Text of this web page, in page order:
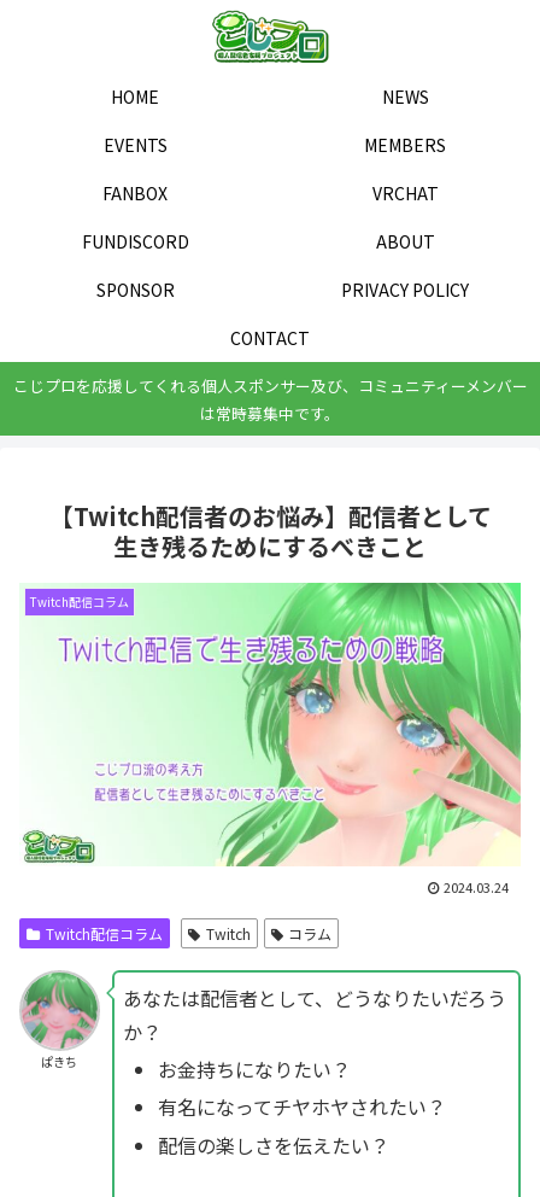
HOME
NEWS
EVENTS
MEMBERS
FANBOX
VRCHAT
FUNDISCORD
ABOUT
SPONSOR
PRIVACY POLICY
CONTACT
こじプロを応援してくれる個人スポンサー及び、コミュニティーメンバー
は常時募集中です。
【Twitch配信者のお悩み】配信者として
生き残るためにするべきこと
Twitch配信コラム
2024.03.24
Twitch配信コラム Twitch コラム
ぱきち
あなたは配信者として、どうなりたいだろう
か？
お金持ちになりたい？
有名になってチヤホヤされたい？
配信の楽しさを伝えたい？